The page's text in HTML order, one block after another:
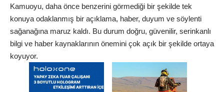
Kamuoyu, daha önce benzerini görmediği bir şekilde tek
konuya odaklanmış bir açıklama, haber, duyum ve söylenti
sağanağına maruz kaldı. Bu durum doğru, güvenilir, serinkanlı
bilgi ve haber kaynaklarının önemini çok açık bir şekilde ortaya
koyuyor.